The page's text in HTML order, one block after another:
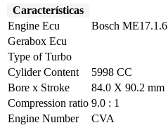
Características
Engine Ecu
Bosch ME17.1.6
Gerabox Ecu
Type of Turbo
Cylider Content
5998 CC
Bore x Stroke
84.0 X 90.2 mm
Compression ratio 9.0 : 1
Engine Number
CVA